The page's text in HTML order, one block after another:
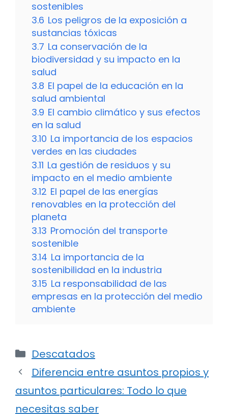
sostenibles
3.6 Los peligros de la exposición a
sustancias tóxicas
3.7 La conservación de la
biodiversidad y su impacto en la
salud
3.8 El papel de la educación en la
salud ambiental
3.9 El cambio climático y sus efectos
en la salud
3.10 La importancia de los espacios
verdes en las ciudades
3.11 La gestión de residuos y su
impacto en el medio ambiente
3.12 El papel de las energías
renovables en la protección del
planeta
3.13 Promoción del transporte
sostenible
3.14 La importancia de la
sostenibilidad en la industria
3.15 La responsabilidad de las
empresas en la protección del medio
ambiente
Categorías
Descatados
Diferencia entre asuntos propios y
asuntos particulares: Todo lo que
necesitas saber